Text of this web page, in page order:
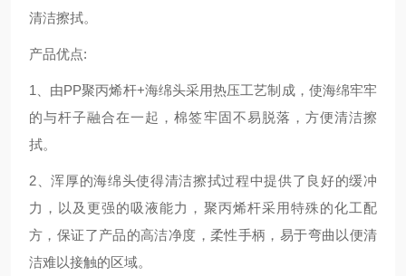
清洁擦拭。
产品优点:
1、由PP聚丙烯杆+海绵头采用热压工艺制成，使海绵牢牢
的与杆子融合在一起，棉签牢固不易脱落，方便清洁擦
拭。
2、浑厚的海绵头使得清洁擦拭过程中提供了良好的缓冲
力，以及更强的吸液能力，聚丙烯杆采用特殊的化工配
方，保证了产品的高洁净度，柔性手柄，易于弯曲以便清
洁难以接触的区域。